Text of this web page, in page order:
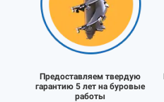
Предоставляем твердую
гарантию 5 лет на буровые
работы